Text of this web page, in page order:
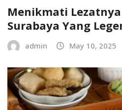
Menikmati Lezatnya
Surabaya Yang
admin May 10, 2025